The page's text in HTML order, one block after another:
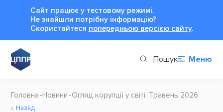
Сайт працює у тестовому режимі.
Не знайшли потрібну інформацію?
Cкористайтеся попередньою версією сайту.
Пошук Меню
Головна Новини Огляд корупції у світі. Травень 2026
Назад